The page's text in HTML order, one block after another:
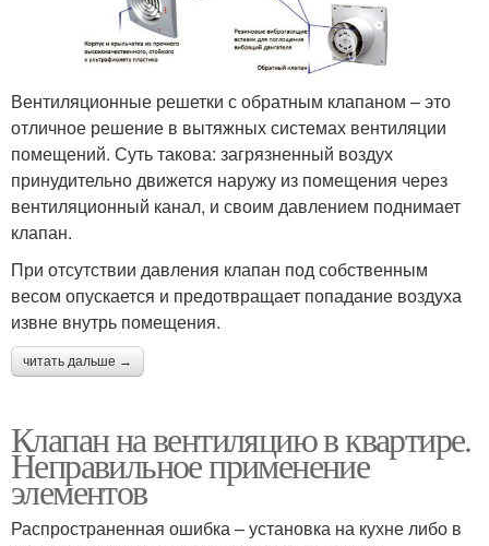
Вентиляционные решетки с обратным клапаном – это
отличное решение в вытяжных системах вентиляции
помещений. Суть такова: загрязненный воздух
принудительно движется наружу из помещения через
вентиляционный канал, и своим давлением поднимает
клапан.
При отсутствии давления клапан под собственным
весом опускается и предотвращает попадание воздуха
извне внутрь помещения.
читать дальше →
Клапан на вентиляцию в квартире.
Неправильное применение
элементов
Распространенная ошибка – установка на кухне либо в